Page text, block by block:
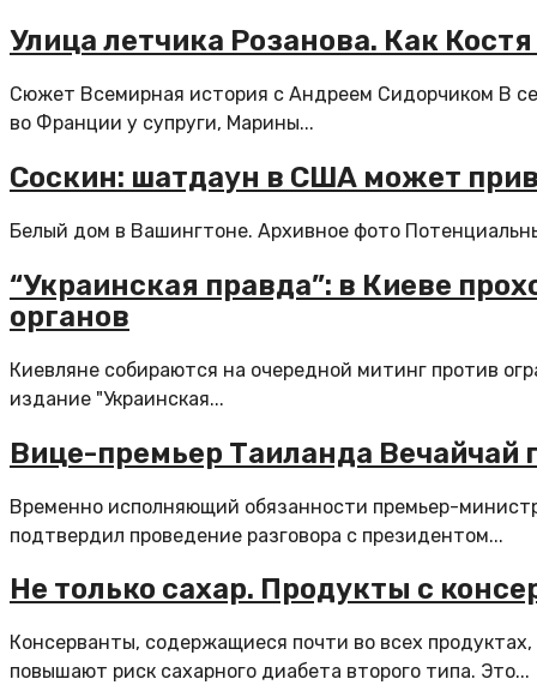
Улица летчика Розанова. Как
Сюжет Всемирная история с Андреем Сидорчиком В
во Франции у супруги, Марины...
Соскин: шатдаун в США может
Белый дом в Вашингтоне. Архивное фото
“Украинская правда”: в Киеве
органов
Киевляне собираются на очередной митинг против
издание "Украинская...
Вице-премьер Таиланда Вечайчай
Временно исполняющий обязанности премьер-
подтвердил проведение разговора с президентом...
Не только сахар. Продукты с
Консерванты, содержащиеся почти во всех
повышают риск сахарного диабета второго типа. Это...